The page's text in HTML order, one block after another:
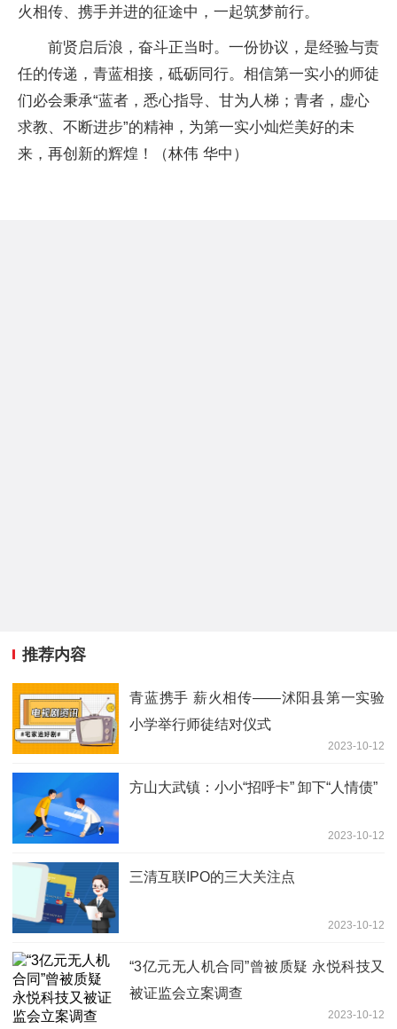
火相传、携手并进的征途中，一起筑梦前行。
前贤启后浪，奋斗正当时。一份协议，是经验与责
任的传递，青蓝相接，砥砺同行。相信第一实小的师徒
们必会秉承“蓝者，悉心指导、甘为人梯；青者，虚心
求教、不断进步”的精神，为第一实小灿烂美好的未
来，再创新的辉煌！（林伟 华中）
推荐内容
青蓝携手 薪火相传——沭阳县第一实验
小学举行师徒结对仪式
2023-10-12
方山大武镇：小小“招呼卡” 卸下“人情债”
2023-10-12
三清互联IPO的三大关注点
2023-10-12
“3亿元无人机合同”曾被质疑 永悦科技又
被证监会立案调查
2023-10-12